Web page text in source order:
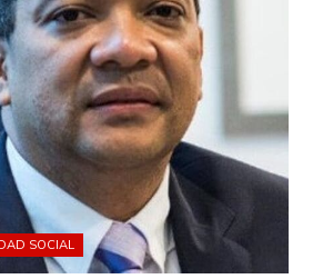
SOCIAL